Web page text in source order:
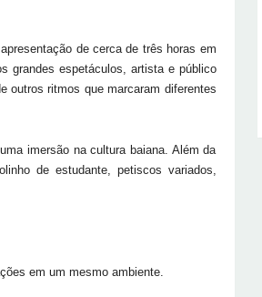
de cerca de três horas em
grandes espetáculos, artista e público
outros ritmos que marcaram diferentes
imersão na cultura baiana. Além da
de estudante, petiscos variados,
em um mesmo ambiente.